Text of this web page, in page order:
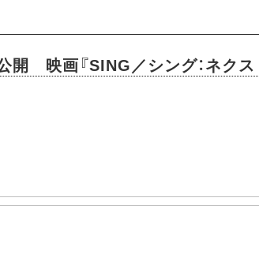
映画『SING／シング：ネクス